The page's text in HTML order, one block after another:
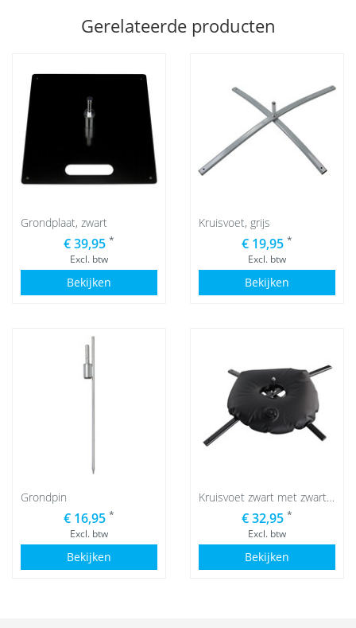
Gerelateerde producten
Grondplaat, zwart
€ 39,95 *
Excl. btw
Bekijken
Kruisvoet, grijs
€ 19,95 *
Excl. btw
Bekijken
Grondpin
€ 16,95 *
Excl. btw
Bekijken
Kruisvoet zwart met zwarte waterzak
€ 32,95 *
Excl. btw
Bekijken